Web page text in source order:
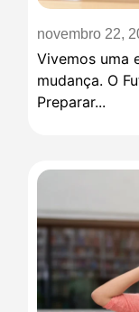
novembro 22,
Vivemos uma
mudança. O
Preparar...